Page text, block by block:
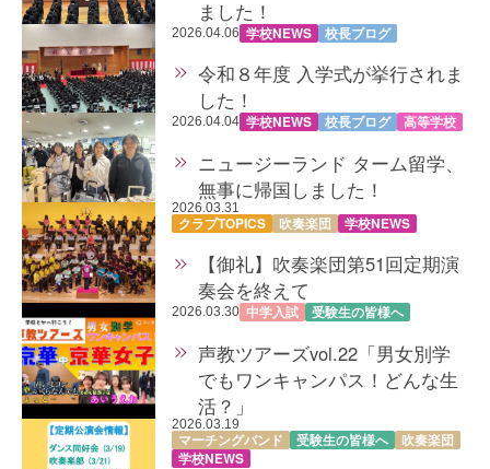
ました！
2026.04.06 学校NEWS 校長ブログ
令和８年度 入学式が挙行されま
した！
2026.04.04 学校NEWS 校長ブログ 高等学校
ニュージーランド ターム留学、
無事に帰国しました！
2026.03.31
クラブTOPICS 吹奏楽団 学校NEWS
【御礼】吹奏楽団第51回定期演
奏会を終えて
2026.03.30 中学入試 受験生の皆様へ
声教ツアーズvol.22「男女別学
でもワンキャンパス！どんな生
活？」
2026.03.19
マーチングバンド 受験生の皆様へ
吹奏楽団
学校NEWS